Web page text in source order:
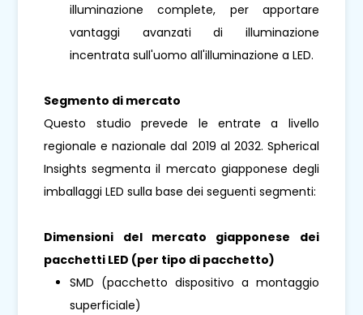
illuminazione complete, per apportare
vantaggi avanzati di illuminazione
incentrata sull'uomo all'illuminazione a LED.
Segmento di mercato
Questo studio prevede le entrate a livello
regionale e nazionale dal 2019 al 2032. Spherical
Insights segmenta il mercato giapponese degli
imballaggi LED sulla base dei seguenti segmenti:
Dimensioni del mercato giapponese dei
pacchetti LED (per tipo di pacchetto)
SMD (pacchetto dispositivo a montaggio
superficiale)